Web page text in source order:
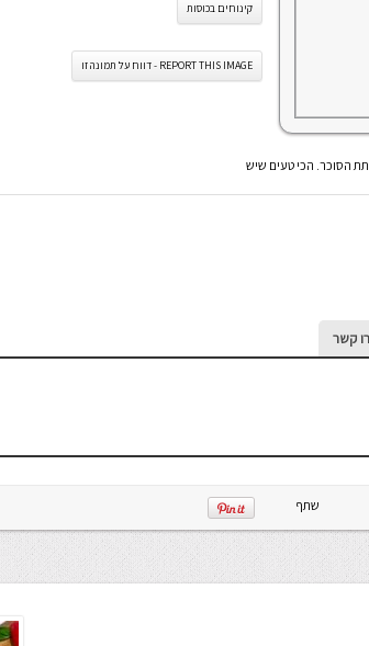
קינוחים בכוסות
REPORT THIS IMAGE - דווח על תמונה זו
הסוכר. הכי טעים שיש
קשר
שתף